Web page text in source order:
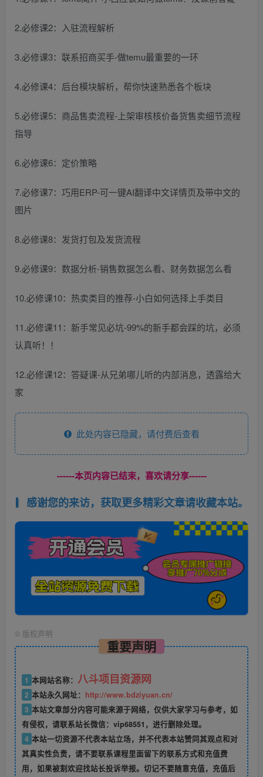
2.必修课2：入驻流程解析
3.必修课3：联系招商买手-做temu最重要的一环
4.必修课4：后台模块解析，帮你快速熟悉各个板块
5.必修课5：商品售卖流程-上架审核核价备货售卖细节流程
指导
6.必修课6：定价策略
7.必修课7：巧用ERP-可一键AI翻译中文详情页及带中文的
图片
8.必修课8：发货打包及发货流程
9.必修课9：数据分析-销售数据怎么看、财务数据怎么看
10.必修课10：热卖类目的推荐-小白如何选择上手类目
11.必修课11：新手常见必坑-99%的新手都会踩的坑，必须
认真听！！
12.必修课12：答疑课-从兄弟哪儿听的内部消息，透露给大
家
此处内容已隐藏，请付费后查看
------本页内容已结束，喜欢请分享------
感谢您的来访，获取更多精彩文章请收藏本站。
© 版权声明
重要声明
1 本网站名称： 八斗项目资源网
2 本站永久网址： http://www.bdziyuan.cn/
3 本站文章部分内容可能来源于网络，仅供大家学习与参考，如
有侵权，请联系站长微信：vip68551，进行删除处理。
4 本站一切资源不代表本站立场，并不代表本站赞同其观点和对
其真实性负责，请不要联系课程里面留下的联系方式和充值费
用，如果被割欢迎找站长投诉举报。切记不要随意充值，充值后